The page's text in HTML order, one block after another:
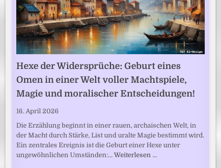
Hexe der Widersprüche: Geburt eines
Omen in einer Welt voller Machtspiele,
Magie und moralischer Entscheidungen!
16. April 2026
Die Erzählung beginnt in einer rauen, archaischen Welt, in
der Macht durch Stärke, List und uralte Magie bestimmt wird.
Ein zentrales Ereignis ist die Geburt einer Hexe unter
ungewöhnlichen Umständen:…Weiterlesen …